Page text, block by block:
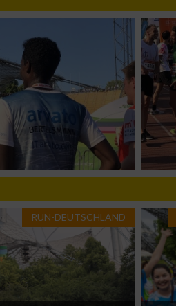
RUN-DEUTSCHLAND
Daten aus